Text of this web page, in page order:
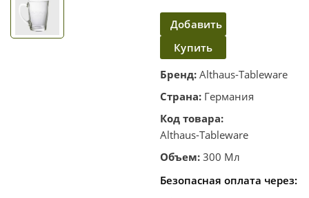
Добавить
в
корзину
Купить
в один
клик
Бренд: Althaus-Tableware
Страна: Германия
Код товара:
Althaus-Tableware
Объем: 300 Мл
Безопасная оплата через: